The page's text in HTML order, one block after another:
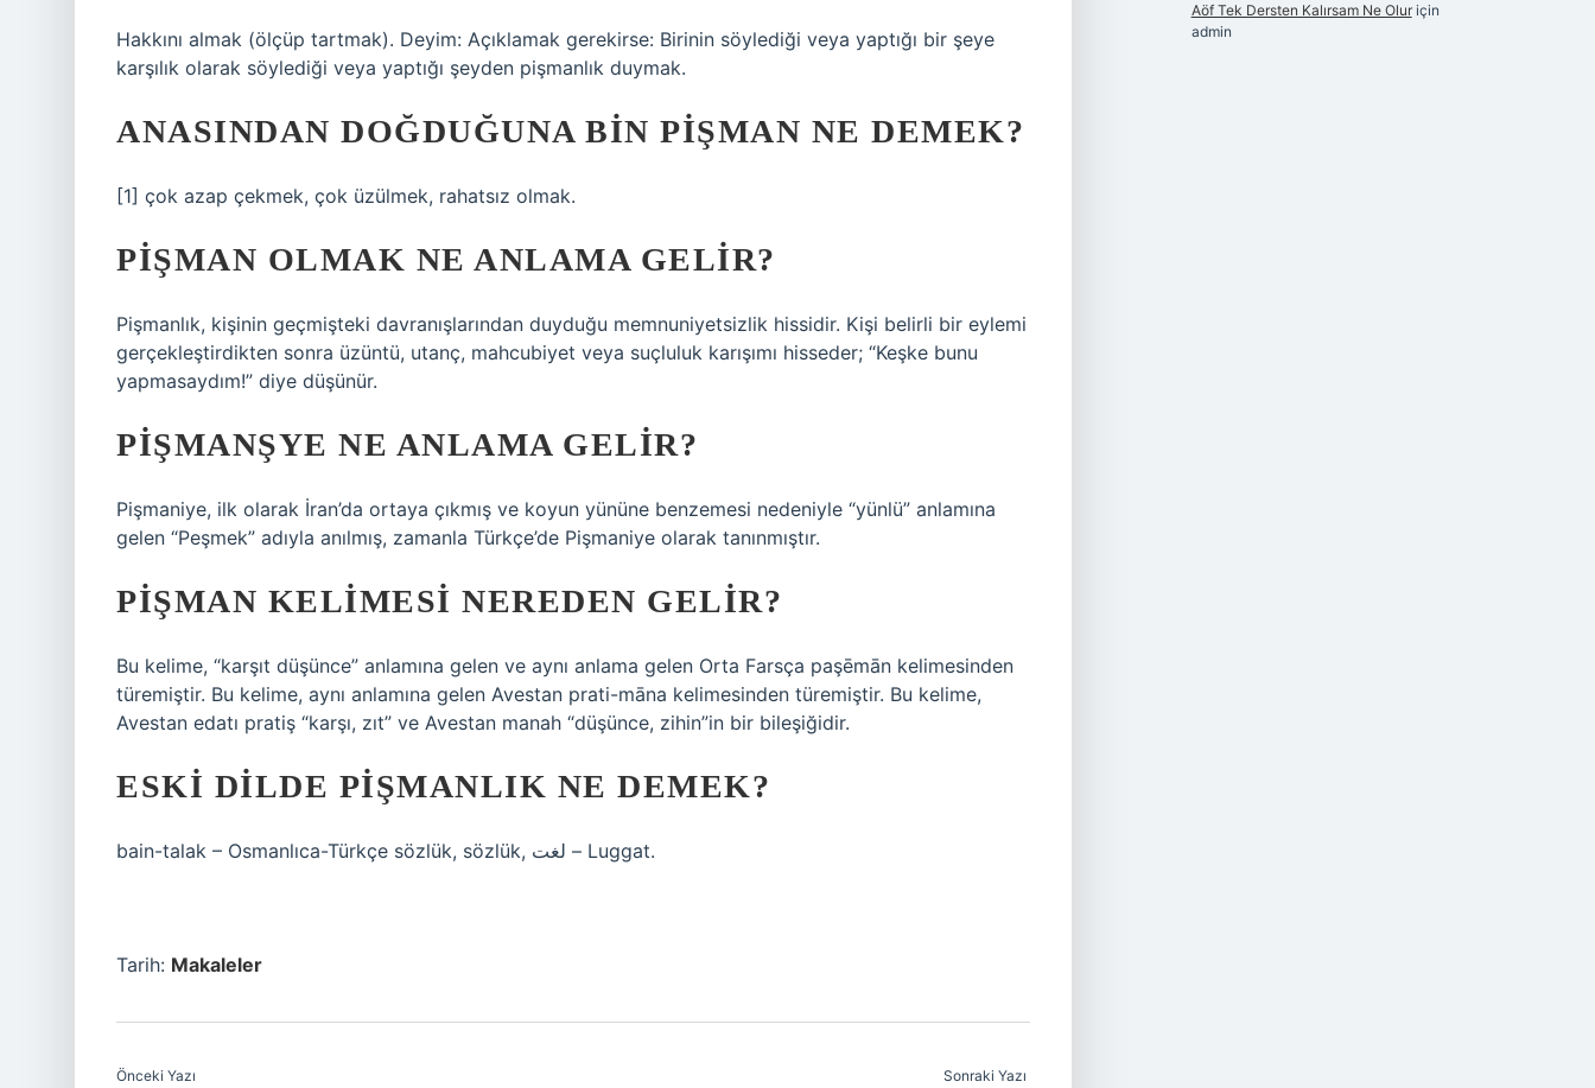
Hakkını almak (ölçüp tartmak). Deyim: Açıklamak gerekirse: Birinin söylediği veya yaptığı bir şeye
karşılık olarak söylediği veya yaptığı şeyden pişmanlık duymak.
ANASINDAN DOĞDUĞUNA BIN PIŞMAN NE DEMEK?
[1] çok azap çekmek, çok üzülmek, rahatsız olmak.
PIŞMAN OLMAK NE ANLAMA GELIR?
Pişmanlık, kişinin geçmişteki davranışlarından duyduğu memnuniyetsizlik hissidir. Kişi belirli bir eylemi
gerçekleştirdikten sonra üzüntü, utanç, mahcubiyet veya suçluluk karışımı hisseder; “Keşke bunu
yapmasaydım!” diye düşünür.
PIŞMANŞYE NE ANLAMA GELIR?
Pişmaniye, ilk olarak İran’da ortaya çıkmış ve koyun yününe benzemesi nedeniyle “yünlü” anlamına
gelen “Peşmek” adıyla anılmış, zamanla Türkçe’de Pişmaniye olarak tanınmıştır.
PIŞMAN KELIMESI NEREDEN GELIR?
Bu kelime, “karşıt düşünce” anlamına gelen ve aynı anlama gelen Orta Farsça paşēmān kelimesinden
türemiştir. Bu kelime, aynı anlamına gelen Avestan prati-māna kelimesinden türemiştir. Bu kelime,
Avestan edatı pratiş “karşı, zıt” ve Avestan manah “düşünce, zihin”in bir bileşiğidir.
ESKI DILDE PIŞMANLIK NE DEMEK?
bain-talak – Osmanlıca-Türkçe sözlük, sözlük, لغت – Luggat.
Tarih: Makaleler
Önceki Yazı Sonraki Yazı
Aöf Tek Dersten Kalırsam Ne Oluriçin
admin